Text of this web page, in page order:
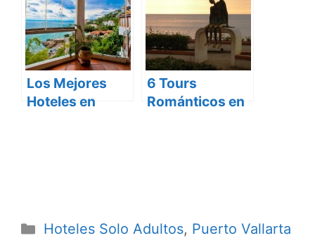
Los Mejores
Hoteles en
6 Tours
Románticos en
Categorías
Hoteles Solo Adultos, Puerto Vallarta